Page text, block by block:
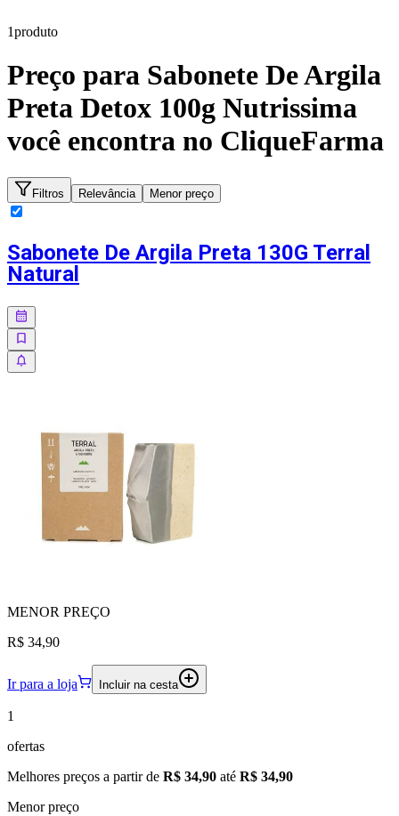
1produto
Preço para Sabonete De Argila
Preta Detox 100g Nutrissima
você encontra no CliqueFarma
Filtros Relevância Menor preço
Sabonete De Argila Preta 130G Terral
Natural
MENOR PREÇO
R$ 34,90
Ir para a loja Incluir na cesta
1
ofertas
Melhores preços a partir de R$ 34,90 até R$ 34,90
Menor preço